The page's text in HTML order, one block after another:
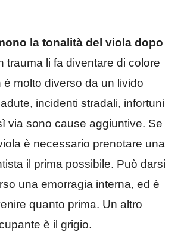
la tonalità del viola dopo
trauma li fa diventare di colore
è molto diverso da un livido
incidenti stradali, infortuni
via sono cause aggiuntive. Se
è necessario prenotare una
il prima possibile. Può darsi
una emorragia interna, ed è
quanto prima. Un altro
è il grigio.